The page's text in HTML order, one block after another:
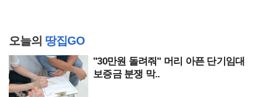
오늘의 땅집GO
"30만원 돌려줘" 머리 아픈 단기임대
보증금 분쟁 막..